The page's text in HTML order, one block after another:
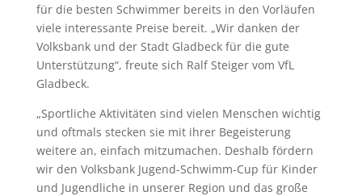
für die besten Schwimmer bereits in den Vorläufen
viele interessante Preise bereit. „Wir danken der
Volksbank und der Stadt Gladbeck für die gute
Unterstützung“, freute sich Ralf Steiger vom VfL
Gladbeck.
„Sportliche Aktivitäten sind vielen Menschen wichtig
und oftmals stecken sie mit ihrer Begeisterung
weitere an, einfach mitzumachen. Deshalb fördern
wir den Volksbank Jugend-Schwimm-Cup für Kinder
und Jugendliche in unserer Region und das große